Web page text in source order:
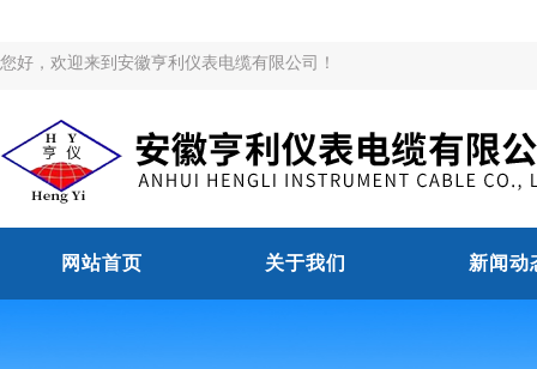
您好，欢迎来到安徽亨利仪表电缆有限公司！
网站首页 关于我们 新闻动